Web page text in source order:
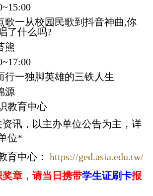
歌一从校园民歌到抖音神曲,你
了什么吗?
熊
行一独脚英雄的三铁人生
源
教育中心
资讯，以主办单位公告为主，详
位*
育中心： https://ged.asia.edu.tw/
章， 请当日携带学生证刷卡报